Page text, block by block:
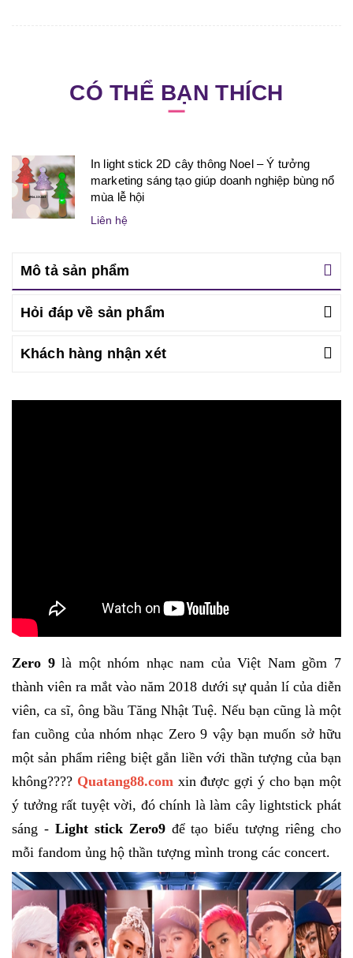
CÓ THỂ BẠN THÍCH
In light stick 2D cây thông Noel – Ý tưởng
marketing sáng tạo giúp doanh nghiệp bùng nổ
mùa lễ hội
Liên hệ
Mô tả sản phẩm
Hỏi đáp về sản phẩm
Khách hàng nhận xét
Zero 9là một nhóm nhạc nam của Việt Nam gồm 7
thành viên ra mắt vào năm 2018 dưới sự quản lí của diễn
viên, ca sĩ, ông bầu Tăng Nhật Tuệ. Nếu bạn cũng là một
fan cuồng của nhóm nhạc Zero 9 vậy bạn muốn sở hữu
một sản phẩm riêng biệt gắn liền với thần tượng của bạn
không???? Quatang88.com xin được gợi ý cho bạn một
ý tưởng rất tuyệt vời, đó chính là làm cây lightstick phát
sáng - Light stick Zero9để tạo biểu tượng riêng cho
mỗi fandom ủng hộ thần tượng mình trong các concert.